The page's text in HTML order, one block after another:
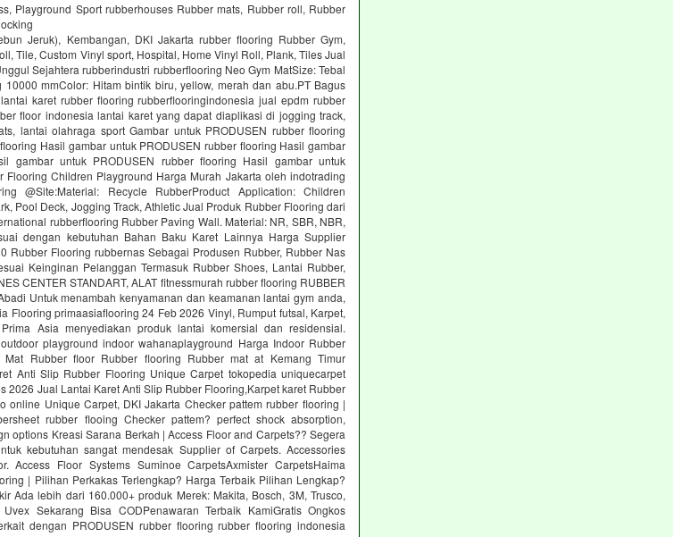
Playground Sport rubberhouses Rubber mats, Rubber roll, Rubber
Jeruk), Kembangan, DKI Jakarta rubber flooring Rubber Gym,
Tile, Custom Vinyl sport, Hospital, Home Vinyl Roll, Plank, Tiles Jual
Sejahtera rubberindustri rubberflooring Neo Gym MatSize: Tebal
mmColor: Hitam bintik biru, yellow, merah dan abu.PT Bagus
karet rubber flooring rubberflooringindonesia jual epdm rubber
floor indonesia lantai karet yang dapat diaplikasi di jogging track,
lantai olahraga sport Gambar untuk PRODUSEN rubber flooring
Hasil gambar untuk PRODUSEN rubber flooring Hasil gambar
gambar untuk PRODUSEN rubber flooring Hasil gambar untuk
Flooring Children Playground Harga Murah Jakarta oleh indotrading
@Site:Material: Recycle RubberProduct Application: Children
Pool Deck, Jogging Track, Athletic Jual Produk Rubber Flooring dari
rubberflooring Rubber Paving Wall. Material: NR, SBR, NBR,
dengan kebutuhan Bahan Baku Karet Lainnya Harga Supplier
Rubber Flooring rubbernas Sebagai Produsen Rubber, Rubber Nas
Keinginan Pelanggan Termasuk Rubber Shoes, Lantai Rubber,
CENTER STANDART, ALAT fitnessmurah rubber flooring RUBBER
Untuk menambah kenyamanan dan keamanan lantai gym anda,
Flooring primaasiaflooring 24 Feb 2026 Vinyl, Rumput futsal, Karpet,
Asia menyediakan produk lantai komersial dan residensial.
outdoor playground indoor wahanaplayground Harga Indoor Rubber
Rubber floor Rubber flooring Rubber mat at Kemang Timur
Anti Slip Rubber Flooring Unique Carpet tokopedia uniquecarpet
2026 Jual Lantai Karet Anti Slip Rubber Flooring,Karpet karet Rubber
online Unique Carpet, DKI Jakarta Checker pattem rubber flooring |
rubber flooing Checker pattem? perfect shock absorption,
options Kreasi Sarana Berkah | Access Floor and Carpets?? Segera
kebutuhan sangat mendesak Supplier of Carpets. Accessories
Access Floor Systems Suminoe CarpetsAxmister CarpetsHaima
| Pilihan Perkakas Terlengkap? Harga Terbaik Pilihan Lengkap?
Ada lebih dari 160.000+ produk Merek: Makita, Bosch, 3M, Trusco,
Sekarang Bisa CODPenawaran Terbaik KamiGratis Ongkos
dengan PRODUSEN rubber flooring rubber flooring indonesia